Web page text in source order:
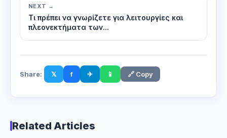
NEXT →
Τι πρέπει να γνωρίζετε για λειτουργίες και
πλεονεκτήματα των...
Share: 𝕏 f ✈ 📱 🔗 Copy
Related Articles